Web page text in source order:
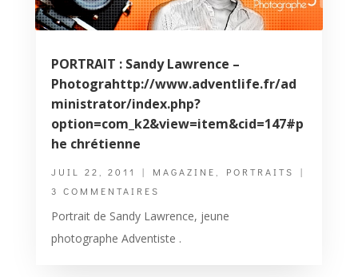
PORTRAIT : Sandy Lawrence –
Photograhttp://www.adventlife.fr/ad
ministrator/index.php?
option=com_k2&view=item&cid=147#p
he chrétienne
JUIL 22, 2011 | MAGAZINE PORTRAITS
|
3 COMMENTAIRES
Portrait de Sandy Lawrence, jeune
photographe Adventiste .